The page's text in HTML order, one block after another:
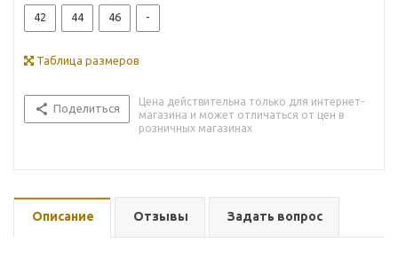
42 44 46 -
Таблица размеров
Поделиться
Цена действительна только для интернет-
магазина и может отличаться от цен в
розничных магазинах
Описание Отзывы Задать вопрос